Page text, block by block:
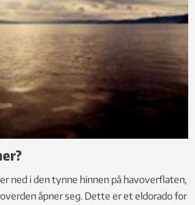
ned i den tynne hinnen på havoverflaten,
åpner seg. Dette er et eldorado for